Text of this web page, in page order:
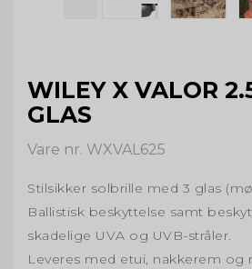
WILEY X VALOR
GLAS
Vare nr. WXVAL625
Stilsikker solbrille med 3 glas
Ballistisk beskyttelse samt
skadelige UVA og UVB-stråler.
Leveres med etui, nakkerem og